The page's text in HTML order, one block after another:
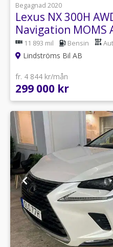
Begagnad 2020
Lexus NX 300H
Navigation MOMS
11 893 mil Bensin
Lindströms Bil AB
fr. 4 844 kr/mån
299 000 kr
1